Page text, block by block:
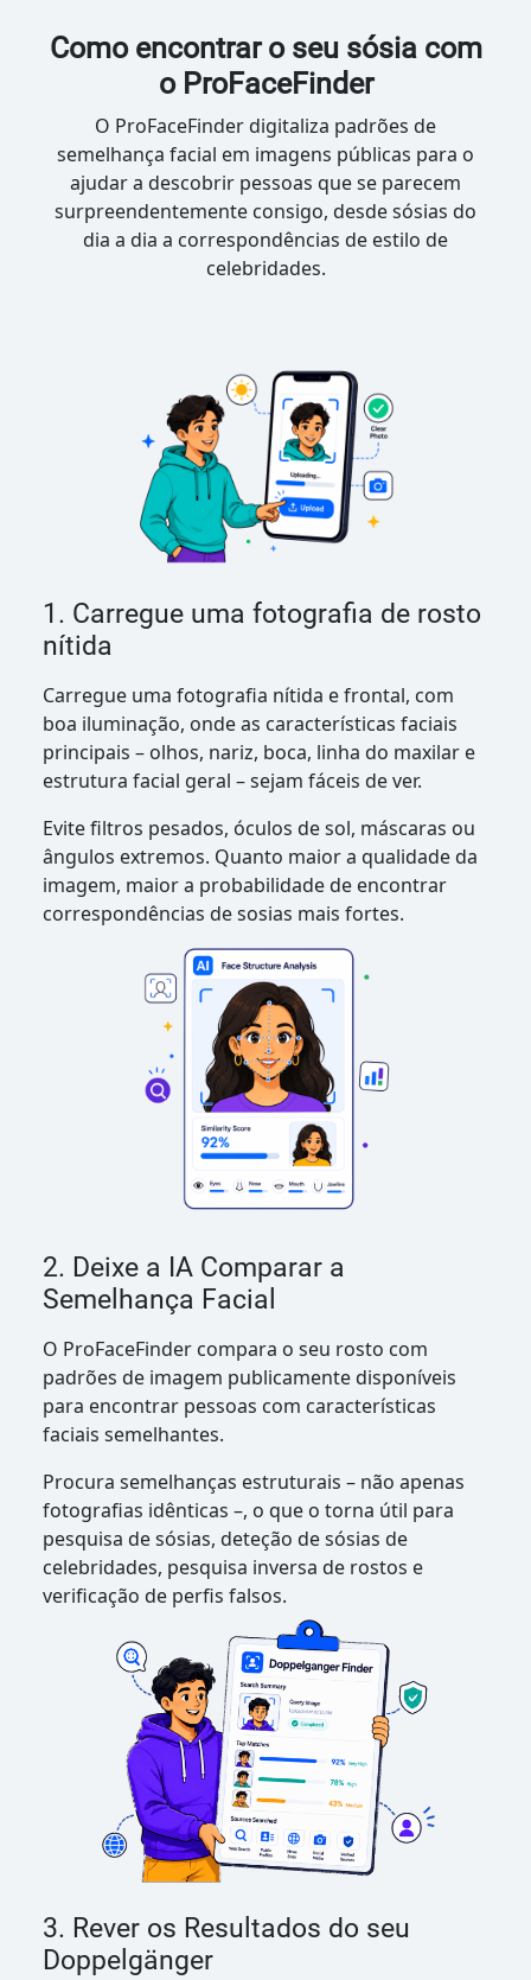
Como encontrar o seu sósia com
o ProFaceFinder
O ProFaceFinder digitaliza padrões de
semelhança facial em imagens públicas para o
ajudar a descobrir pessoas que se parecem
surpreendentemente consigo, desde sósias do
dia a dia a correspondências de estilo de
celebridades.
1. Carregue uma fotografia de rosto
nítida
Carregue uma fotografia nítida e frontal, com
boa iluminação, onde as características faciais
principais – olhos, nariz, boca, linha do maxilar e
estrutura facial geral – sejam fáceis de ver.
Evite filtros pesados, óculos de sol, máscaras ou
ângulos extremos. Quanto maior a qualidade da
imagem, maior a probabilidade de encontrar
correspondências de sosias mais fortes.
2. Deixe a IA Comparar a
Semelhança Facial
O ProFaceFinder compara o seu rosto com
padrões de imagem publicamente disponíveis
para encontrar pessoas com características
faciais semelhantes.
Procura semelhanças estruturais – não apenas
fotografias idênticas –, o que o torna útil para
pesquisa de sósias, deteção de sósias de
celebridades, pesquisa inversa de rostos e
verificação de perfis falsos.
3. Rever os Resultados do seu
Doppelgänger